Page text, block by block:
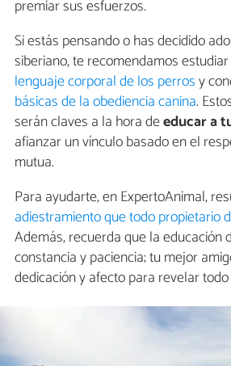
premiar sus esfuerzos.
Si estás pensando o has decidido
siberiano, te recomendamos
lenguaje corporal de los perrosy
básicas de la obediencia canina.
serán claves a la hora deeducar a
afianzar un vínculo basado en el
mutua.
Para ayudarte, en ExpertoAnimal,
adiestramiento que todo propietario
Además, recuerda que la educación
constancia y paciencia; tu mejor
dedicación y afecto para revelar